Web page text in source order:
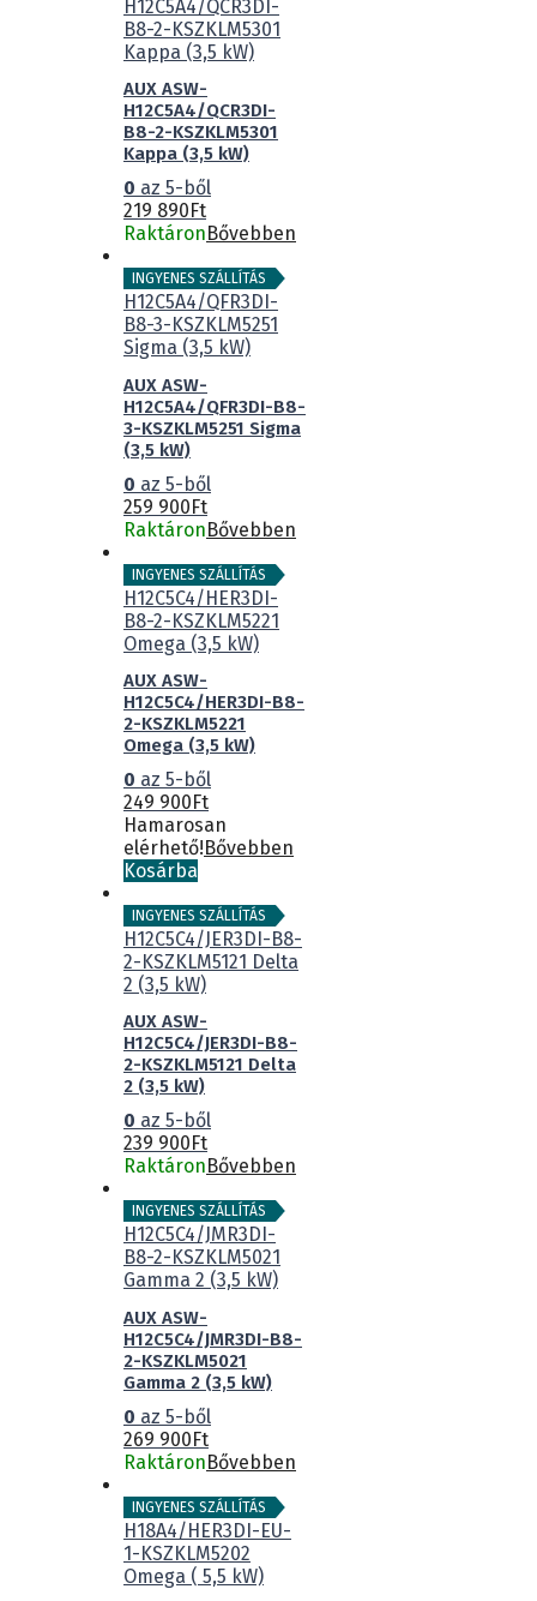
AUX ASW-
H12C5A4/QCR3DI-
B8-2-KSZKLM5301
Kappa (3,5 kW)
0 az 5-ből
219 890Ft
RaktáronBővebben
INGYENES SZÁLLÍTÁS
AUX ASW-
H12C5A4/QFR3DI-B8-
3-KSZKLM5251 Sigma
(3,5 kW)
0 az 5-ből
259 900Ft
RaktáronBővebben
INGYENES SZÁLLÍTÁS
AUX ASW-
H12C5C4/HER3DI-B8-
2-KSZKLM5221
Omega (3,5 kW)
0 az 5-ből
249 900Ft
Hamarosan
elérhető!Bővebben
Kosárba
INGYENES SZÁLLÍTÁS
AUX ASW-
H12C5C4/JER3DI-B8-
2-KSZKLM5121 Delta
2 (3,5 kW)
0 az 5-ből
239 900 Ft
Raktáron Bővebben
INGYENES SZÁLLÍTÁS
AUX ASW-
H12C5C4/JMR3DI-B8-
2-KSZKLM5021
Gamma 2 (3,5 kW)
0 az 5-ből
269 900Ft
RaktáronBővebben
INGYENES SZÁLLÍTÁS